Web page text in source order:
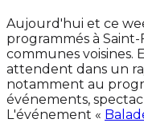
Aujourd'hui et ce
programmés à
communes voisines.
attendent dans un
notamment au
événements,
L'événement «